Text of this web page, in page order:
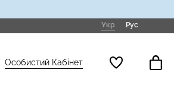
Укр Рус
Особистий Кабінет